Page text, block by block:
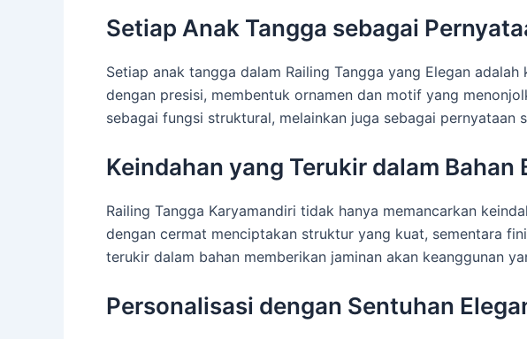
Setiap Anak Tangga sebagai
Setiap anak tangga dalam Railing Tangga yang Elegan
dengan presisi, membentuk ornamen dan motif yang
sebagai fungsi struktural, melainkan juga sebagai pernyataan
Keindahan yang Terukir dalam
Railing Tangga Karyamandiri tidak hanya memancarkan
dengan cermat menciptakan struktur yang kuat, sementara
terukir dalam bahan memberikan jaminan akan keanggunan
Personalisasi dengan Sentuhan